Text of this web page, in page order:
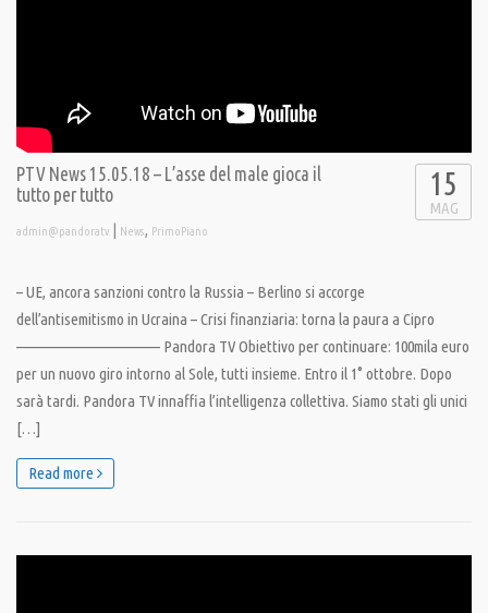
PTV News 15.05.18 – L’asse del male gioca il
tutto per tutto
admin@pandoratv | News, PrimoPiano
15
MAG
– UE, ancora sanzioni contro la Russia – Berlino si accorge
dell’antisemitismo in Ucraina – Crisi finanziaria: torna la paura a Cipro
———————————— Pandora TV Obiettivo per continuare: 100mila euro
per un nuovo giro intorno al Sole, tutti insieme. Entro il 1° ottobre. Dopo
sarà tardi. Pandora TV innaffia l’intelligenza collettiva. Siamo stati gli unici
[…]
Read more